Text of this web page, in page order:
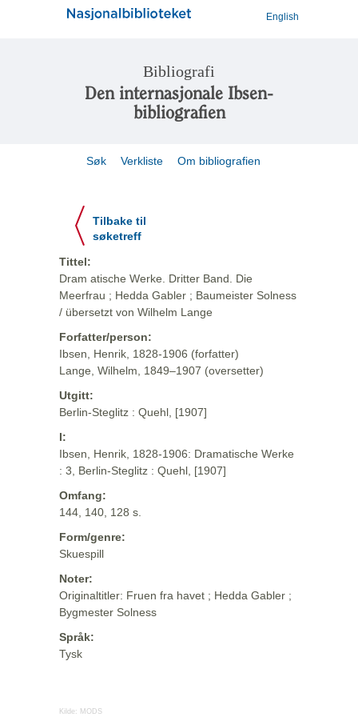
English
Bibliografi
Den internasjonale Ibsen-
bibliografien
Søk Verkliste Om bibliografien
Tilbake til
søketreff
Tittel:
Dram atische Werke. Dritter Band. Die
Meerfrau ; Hedda Gabler ; Baumeister Solness
/ übersetzt von Wilhelm Lange
Forfatter/person:
Ibsen, Henrik, 1828-1906 (forfatter)
Lange, Wilhelm, 1849–1907 (oversetter)
Utgitt:
Berlin-Steglitz : Quehl, [1907]
I:
Ibsen, Henrik, 1828-1906: Dramatische Werke
: 3, Berlin-Steglitz : Quehl, [1907]
Omfang:
144, 140, 128 s.
Form/genre:
Skuespill
Noter:
Originaltitler: Fruen fra havet ; Hedda Gabler ;
Bygmester Solness
Språk:
Tysk
Kilde: MODS